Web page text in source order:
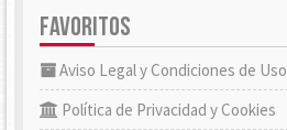
FAVORITOS
Aviso Legal y Condiciones de Uso
Política de Privacidad y Cookies